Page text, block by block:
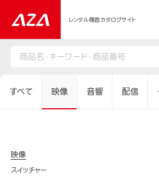
レンタル機器カタログサイト
すべて 映像 音響 配信
映像
スイッチャー